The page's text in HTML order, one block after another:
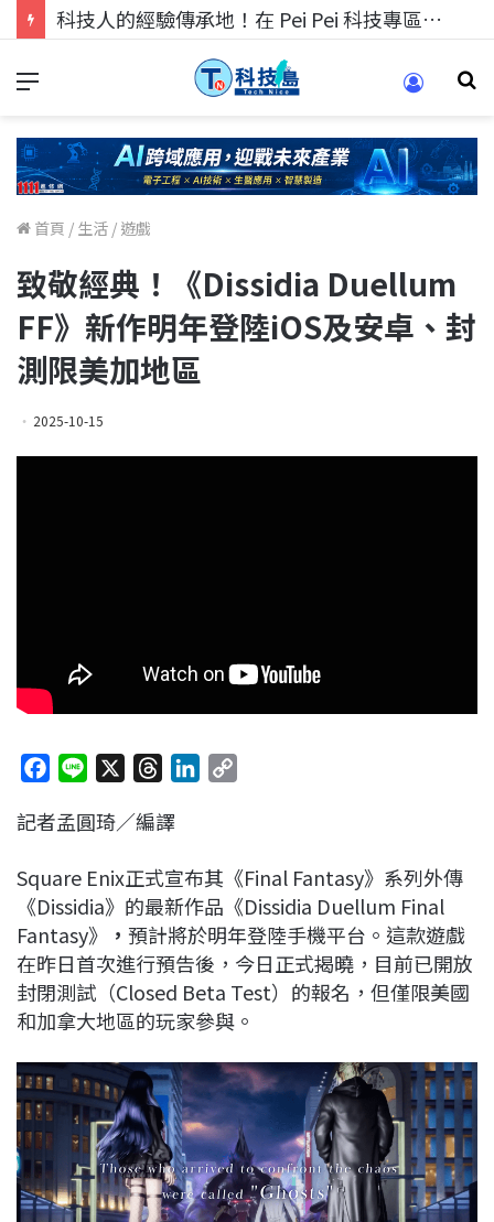
科技人的經驗傳承地！在 Pei Pei 科技專區，與學弟妹交流最硬核的技術
首頁 / 生活 / 遊戲
致敬經典！《Dissidia Duellum
FF》新作明年登陸iOS及安卓、封
測限美加地區
2025-10-15
c
b
o
o
k
n
r
a
d
s
e
d
I
n
L
i
n
k
記者孟圓琦／編譯
Square Enix正式宣布其《Final Fantasy》系列外傳
《Dissidia》的最新作品《Dissidia Duellum Final
Fantasy》
， 預計將於明年登陸手機平台。這款遊戲
在昨日首次進行預告後，今日正式揭曉，目前已開放
封閉測試（Closed Beta Test）的報名，但僅限美國
和加拿大地區的玩家參與。